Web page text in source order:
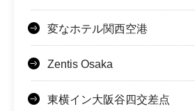
変なホテル関西空港
Zentis Osaka
東横イン大阪谷四交差点